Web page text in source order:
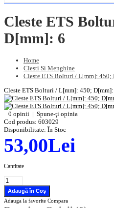
Cleste ETS
D[mm]: 6
Home
Clesti Si Menghine
Cleste ETS Bolturi / L[mm]: 450;
Cleste ETS Bolturi / L[mm]: 450; D[mm]:
0 opinii | Spune-ţi opinia
Cod produs: 603029
Disponibilitate: În Stoc
53,00Lei
Cantitate
Adauga la favorite Compara